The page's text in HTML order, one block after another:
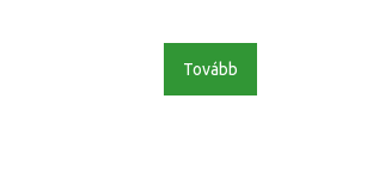
Tovább